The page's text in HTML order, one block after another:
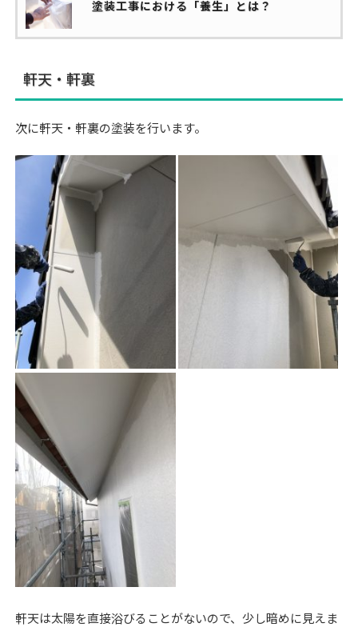
塗装工事における「養生」とは？
軒天・軒裏
次に軒天・軒裏の塗装を行います。
軒天は太陽を直接浴びることがないので、少し暗めに見えま